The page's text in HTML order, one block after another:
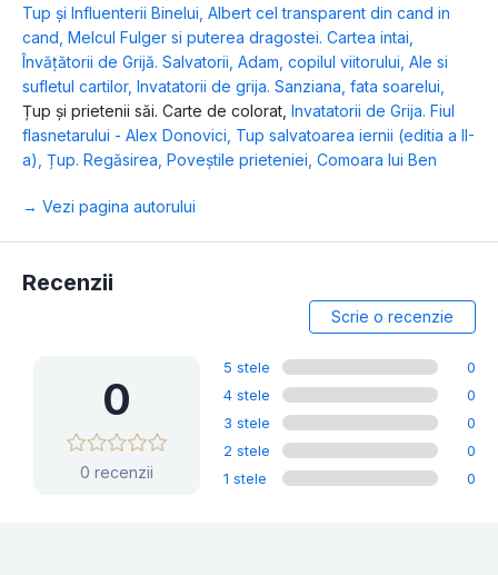
Tup și Influenterii Binelui Albert cel transparent din cand in
cand Melcul Fulger si puterea dragostei. Cartea intai
Învățătorii de Grijă. Salvatorii Adam, copilul viitorului Ale si
sufletul cartilor, Invatatorii de grija. Sanziana, fata soarelui
Țup și prietenii săi. Carte de colorat Invatatorii de Grija. Fiul
flasnetarului - Alex Donovici Tup salvatoarea iernii (editia a II-
a) Țup. Regăsirea Poveștile prieteniei Comoara lui Ben
→ Vezi pagina autorului
Recenzii
Scrie o recenzie
0
0 recenzii
5 stele
0
4 stele
0
3 stele
0
2 stele
0
1 stele
0